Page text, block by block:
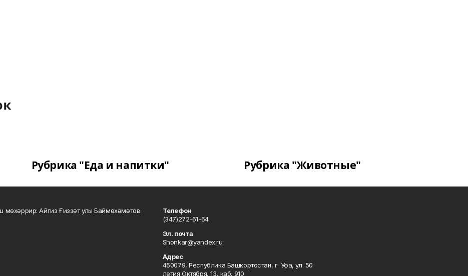
Рубрика "Еда и напитки" Рубрика "Животные"
мөхәррир: Айгиз Ғиззәт улы Баймөхәмәтов
Телефон
(347)272-61-64
Эл. почта
Shonkar@yandex.ru
Адрес
450079, Республика Башкортостан, г. Уфа, ул. 50
летия Октября, 13, каб. 910